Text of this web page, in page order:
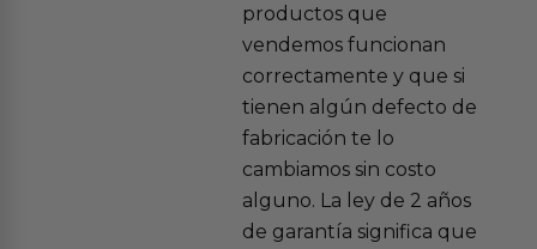
productos que
vendemos funcionan
correctamente y que si
tienen algún defecto de
fabricación te lo
cambiamos sin costo
alguno. La ley de 2 años
de garantía significa que